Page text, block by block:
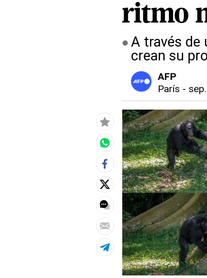
ritmo
A través de
crean su
AFP
París -